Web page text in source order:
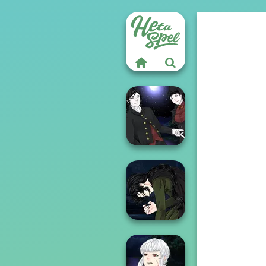
Manga Creator
Vampire Hunter
P...
Manga Creator
Vampire Hunter